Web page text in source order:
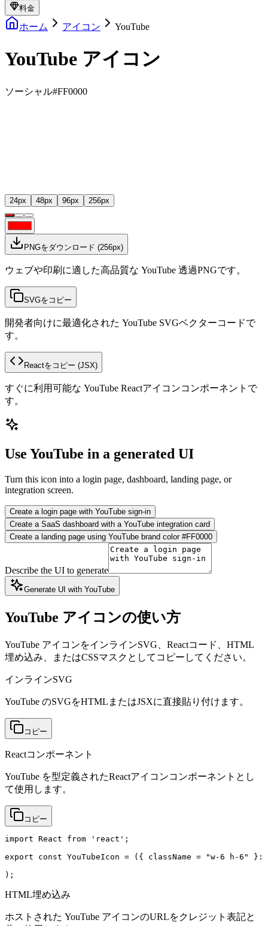
料金
ホーム アイコン YouTube
YouTube アイコン
ソーシャル#FF0000
24px 48px 96px 256px
PNGをダウンロード (256px)
ウェブや印刷に適した高品質な YouTube 透過PNGです。
SVGをコピー
開発者向けに最適化された YouTube SVGベクターコードで
す。
Reactをコピー (JSX)
すぐに利用可能な YouTube Reactアイコンコンポーネントで
す。
Use YouTube in a generated UI
Turn this icon into a login page, dashboard, landing page, or
integration screen.
Create a login page with YouTube sign-in
Create a SaaS dashboard with a YouTube integration card
Create a landing page using YouTube brand color #FF0000
Describe the UI to generate
Generate UI with YouTube
YouTube アイコンの使い方
YouTube アイコンをインラインSVG、Reactコード、HTML
埋め込み、またはCSSマスクとしてコピーしてください。
インラインSVG
YouTube のSVGをHTMLまたはJSXに直接貼り付けます。
コピー
Reactコンポーネント
YouTube を型定義されたReactアイコンコンポーネントとし
て使用します。
コピー
import React from 'react';
export const YouTubeIcon = ({ className = "w-6 h-6"
);
HTML埋め込み
ホストされた YouTube アイコンのURLをクレジット表記と